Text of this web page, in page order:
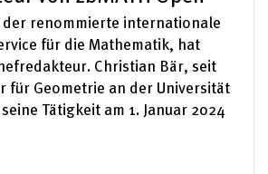
der renommierte internationale
für die Mathematik, hat
Christian Bär, seit
für Geometrie an der Universität
Tätigkeit am 1. Januar 2024